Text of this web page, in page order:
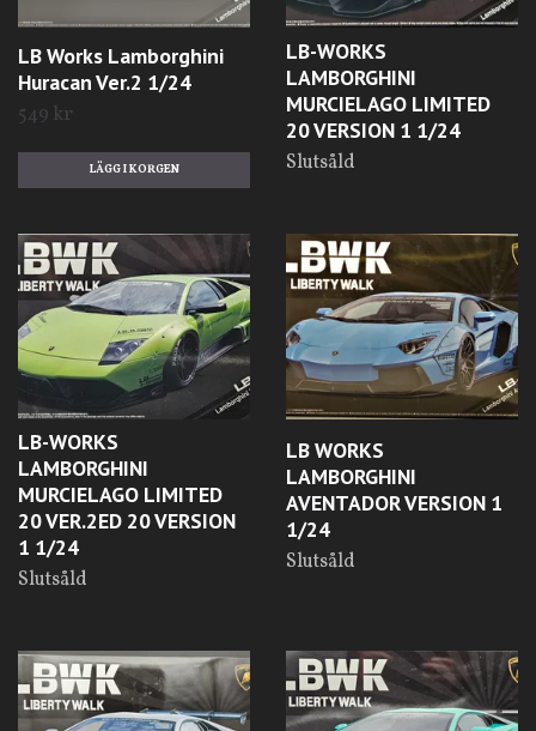
LB Works Lamborghini
Huracan Ver.2 1/24
549 kr
LB-WORKS
LAMBORGHINI
MURCIELAGO LIMITED
20 VERSION 1 1/24
Slutsåld
LB-WORKS
LAMBORGHINI
MURCIELAGO LIMITED
20 VER.2ED 20 VERSION
1 1/24
Slutsåld
LB WORKS
LAMBORGHINI
AVENTADOR VERSION 1
1/24
Slutsåld